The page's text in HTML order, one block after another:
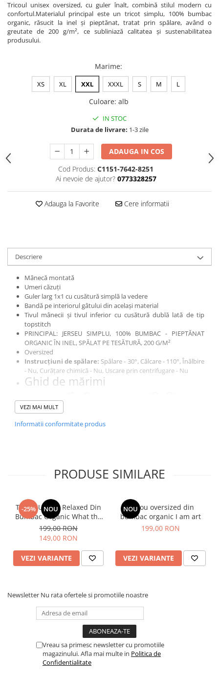
Tricoul unisex oversized, cu guler înalt, combină stilul modern cu
confortul.Materialul principal este un tricot simplu, 100% bumbac
organic, răsucit la inel și pieptănat, tratat prin spălare, având o
greutate de 200 g/m², ce subliniază calitatea și sustenabilitatea
produsului.
Marime:
XS XL XXL XXXL S M L
Culoare: alb
IN STOC
Durata de livrare: 1-3 zile
ADAUGA IN COS
Cod Produs: C1151-7642-8251
Ai nevoie de ajutor? 0773328257
Adauga la Favorite Cere informatii
Descriere
Mânecă montată
Umeri căzuți
Guler larg 1x1 cu cusătură simplă la vedere
Bandă pe interiorul gâtului din același material
Tivul mânecii și tivul inferior cu cusătură dublă lată de tip
topstitch
PRINCIPAL: JERSEU SIMPLU, 100% BUMBAC - PIEPTĂNAT
ORGANIC ÎN INEL, SPĂLAT PE TESĂTURĂ, 200 G/M²
Oversized
Instrucțiuni de spălare: Spălare - 30°, Călcare - 110°, Înălbire
- Nu, Curățare chimică - Nu, Uscare prin centrifugare - Nu
Ghid de mărimi
Tabelul de mărimi este furnizat de producător.
SUGESTIE! Măsurați unul dintre tricourile preferate de
acasă și comparați dimensiunile cu cele din tabel.
A - lățimea pieptului măsurată la 2,5 cm sub axilă, B - lungimea
tricoului, C - lungimea mânecii
Sizes
XXS XS S M L XL XXL
3XL
20.5 21.5 23 24.5 25
VEZI MAI MULT
Informatii conformitate produs
PRODUSE SIMILARE
-25% NOU
Tricou Unisex Relaxed Din
Bumbac Organic What the
fuck is matcha
199,00 RON
149,00 RON
VEZI VARIANTE
NOU
Tricou oversized din
bumbac organic I am art
199,00 RON
VEZI VARIANTE
Newsletter Nu rata ofertele si promotiile noastre
Vreau sa primesc newsletter cu promotiile
magazinului. Afla mai multe in Politica de
Confidentialitate